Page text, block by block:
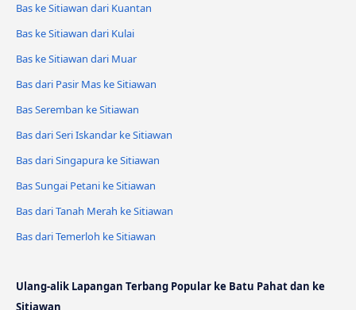
Bas ke Sitiawan dari Kuantan
Bas ke Sitiawan dari Kulai
Bas ke Sitiawan dari Muar
Bas dari Pasir Mas ke Sitiawan
Bas Seremban ke Sitiawan
Bas dari Seri Iskandar ke Sitiawan
Bas dari Singapura ke Sitiawan
Bas Sungai Petani ke Sitiawan
Bas dari Tanah Merah ke Sitiawan
Bas dari Temerloh ke Sitiawan
Ulang-alik Lapangan Terbang Popular ke Batu Pahat dan ke
Sitiawan